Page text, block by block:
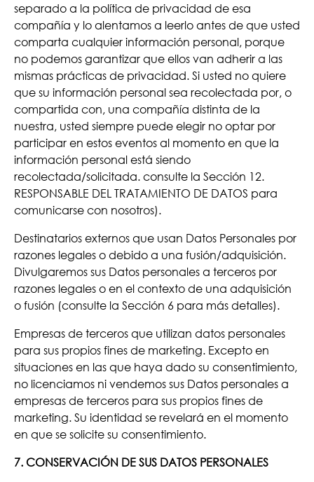
separado a la política de privacidad de esa
compañía y lo alentamos a leerlo antes de que usted
comparta cualquier información personal, porque
no podemos garantizar que ellos van adherir a las
mismas prácticas de privacidad. Si usted no quiere
que su información personal sea recolectada por, o
compartida con, una compañía distinta de la
nuestra, usted siempre puede elegir no optar por
participar en estos eventos al momento en que la
información personal está siendo
recolectada/solicitada. consulte la Sección 12.
RESPONSABLE DEL TRATAMIENTO DE DATOS para
comunicarse con nosotros).
Destinatarios externos que usan Datos Personales por
razones legales o debido a una fusión/adquisición.
Divulgaremos sus Datos personales a terceros por
razones legales o en el contexto de una adquisición
o fusión (consulte la Sección 6 para más detalles).
Empresas de terceros que utilizan datos personales
para sus propios fines de marketing. Excepto en
situaciones en las que haya dado su consentimiento,
no licenciamos ni vendemos sus Datos personales a
empresas de terceros para sus propios fines de
marketing. Su identidad se revelará en el momento
en que se solicite su consentimiento.
7. CONSERVACIÓN DE SUS DATOS PERSONALES